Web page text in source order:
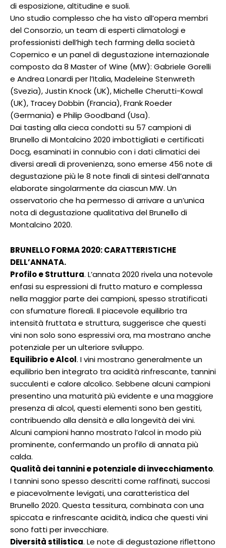
di esposizione, altitudine e suoli.
Uno studio complesso che ha visto all’opera membri
del Consorzio, un team di esperti climatologi e
professionisti dell’high tech farming della società
Copernico e un panel di degustazione internazionale
composto da 8 Master of Wine (MW): Gabriele Gorelli
e Andrea Lonardi per l’Italia, Madeleine Stenwreth
(Svezia), Justin Knock (UK), Michelle Cherutti-Kowal
(UK), Tracey Dobbin (Francia), Frank Roeder
(Germania) e Philip Goodband (Usa).
Dai tasting alla cieca condotti su 57 campioni di
Brunello di Montalcino 2020 imbottigliati e certificati
Docg, esaminati in connubio con i dati climatici dei
diversi areali di provenienza, sono emerse 456 note di
degustazione più le 8 note finali di sintesi dell’annata
elaborate singolarmente da ciascun MW. Un
osservatorio che ha permesso di arrivare a un’unica
nota di degustazione qualitativa del Brunello di
Montalcino 2020.
BRUNELLO FORMA 2020: CARATTERISTICHE
DELL’ANNATA.
Profilo e Struttura. L’annata 2020 rivela una notevole
enfasi su espressioni di frutto maturo e complessa
nella maggior parte dei campioni, spesso stratificati
con sfumature floreali. Il piacevole equilibrio tra
intensità fruttata e struttura, suggerisce che questi
vini non solo sono espressivi ora, ma mostrano anche
potenziale per un ulteriore sviluppo.
Equilibrio e Alcol. I vini mostrano generalmente un
equilibrio ben integrato tra acidità rinfrescante, tannini
succulenti e calore alcolico. Sebbene alcuni campioni
presentino una maturità più evidente e una maggiore
presenza di alcol, questi elementi sono ben gestiti,
contribuendo alla densità e alla longevità dei vini.
Alcuni campioni hanno mostrato l’alcol in modo più
prominente, confermando un profilo di annata più
calda.
Qualità dei tannini e potenziale di invecchiamento.
I tannini sono spesso descritti come raffinati, succosi
e piacevolmente levigati, una caratteristica del
Brunello 2020. Questa tessitura, combinata con una
spiccata e rinfrescante acidità, indica che questi vini
sono fatti per invecchiare.
Diversità stilistica. Le note di degustazione riflettono